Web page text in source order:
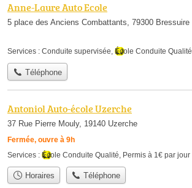
Anne-Laure Auto Ecole
5 place des Anciens Combattants, 79300 Bressuire
Services : Conduite supervisée, École Conduite Qualité
Téléphone
Antoniol Auto-école Uzerche
37 Rue Pierre Mouly, 19140 Uzerche
Fermée, ouvre à 9h
Services : École Conduite Qualité Permis à 1€ par jour
Horaires Téléphone